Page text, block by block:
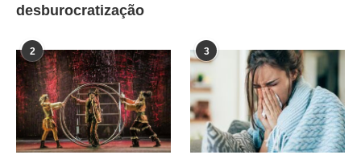
desburocratização
2 3